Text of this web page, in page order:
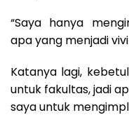
“Saya hanya
apa yang menjadi
Katanya lagi,
untuk fakultas, jadi
saya untuk